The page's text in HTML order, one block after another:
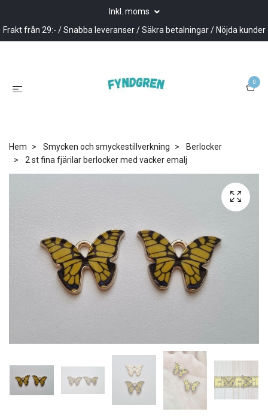
Inkl. moms
Frakt från 29:- / Snabba leveranser / Säkra betalningar / Nöjda kunder
0
Hem Smycken och smyckestillverkning
Berlocker
2 st fina fjärilar berlocker med vacker emalj